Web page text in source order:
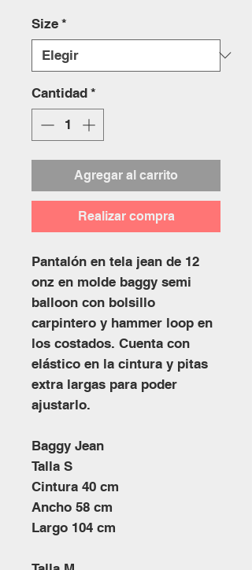
Size *
Cantidad *
Agregar al carrito
Realizar compra
Pantalón en tela jean de 12
onz en molde baggy semi
balloon con bolsillo
carpintero y hammer loop en
los costados. Cuenta con
elástico en la cintura y pitas
extra largas para poder
ajustarlo.
Baggy Jean
Talla S
Cintura 40 cm
Ancho 58 cm
Largo 104 cm